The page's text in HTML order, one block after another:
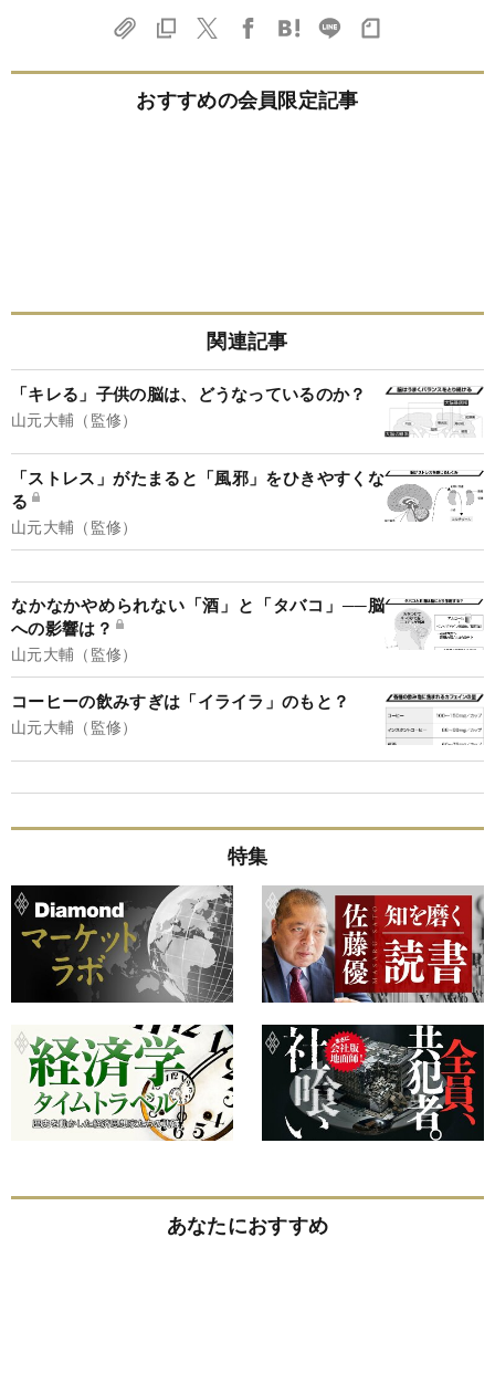
おすすめの会員限定記事
関連記事
「キレる」子供の脳は、どうなっているのか？
山元大輔（監修）
「ストレス」がたまると「風邪」をひきやすくな
る
山元大輔（監修）
なかなかやめられない「酒」と「タバコ」──脳
への影響は？
山元大輔（監修）
コーヒーの飲みすぎは「イライラ」のもと？
山元大輔（監修）
特集
あなたにおすすめ